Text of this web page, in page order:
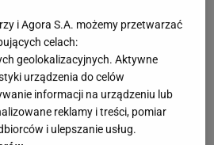
Hurkacz zbliża się do perfekcji.
w czwartej rundzie w Miami.
"Nie spodziewałem
i Agora S.A. możemy przetwarzać
celach:
geolokalizacyjnych. Aktywne
urządzenia do celów
informacji na urządzeniu lub
reklamy i treści, pomiar
i ulepszanie usług.